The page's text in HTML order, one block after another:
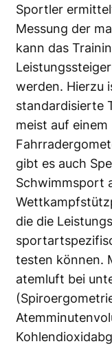
Sportler
Messung der
kann das
werden. Hierzu
standardisierte
meist auf
gibt es auch
Schwimmsport
die die
testen können.
atemluft bei